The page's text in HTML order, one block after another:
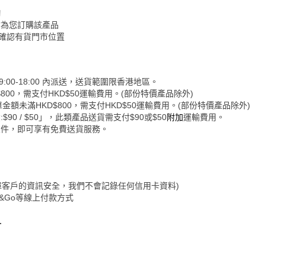
您訂購該產品
認有貨門市位置
18:00 內派送，送貨範圍限香港地區。
，需支付HKD$50運輸費用。(部份特價產品除外)
額未滿HKD$800，需支付HKD$50運輸費用。(部份特價產品除外)
/ $50」，此類產品送貨需支付$90或$50附加運輸費用。
，即可享有免費送貨服務。
戶的資訊安全，我們不會記錄任何信用卡資料)
等線上付款方式